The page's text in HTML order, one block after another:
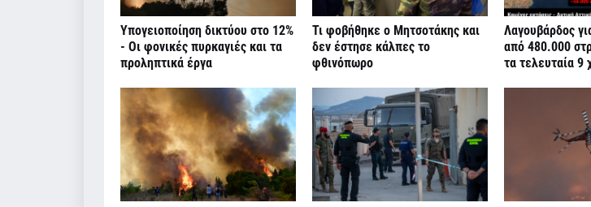
Υπογειοποίηση δικτύου στο 12%
- Οι φονικές πυρκαγιές και τα
προληπτικά έργα
Τι φοβήθηκε ο Μητσοτάκης και
δεν έστησε κάλπες το
φθινόπωρο
Λαγουβάρδος
από 480.000
τα τελευταία 9